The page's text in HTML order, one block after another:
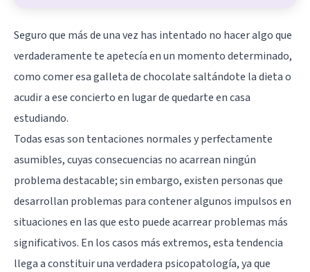
Seguro que más de una vez has intentado no hacer algo que
verdaderamente te apetecía en un momento determinado,
como comer esa galleta de chocolate saltándote la dieta o
acudir a ese concierto en lugar de quedarte en casa
estudiando.
Todas esas son tentaciones normales y perfectamente
asumibles, cuyas consecuencias no acarrean ningún
problema destacable; sin embargo, existen personas que
desarrollan problemas para contener algunos impulsos en
situaciones en las que esto puede acarrear problemas más
significativos. En los casos más extremos, esta tendencia
llega a constituir una verdadera psicopatología, ya que